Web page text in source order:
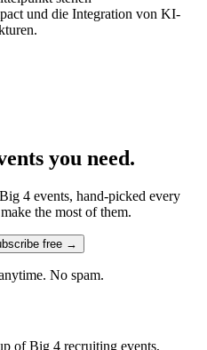
und die Integration von KI-
you need.
4 events, hand-picked every
the most of them.
free →
No spam.
of Big 4 recruiting events,